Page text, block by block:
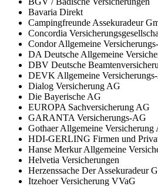
Bavaria Direkt
Campingfreunde Assekuradeur
Concordia
Condor Allgemeine
DA Deutsche Allgemeine
DBV Deutsche
DEVK Allgemeine
Dialog Versicherung AG
Die Bayerische AG
EUROPA Sachversicherung AG
GARANTA Versicherungs-AG
Gothaer Allgemeine Versicherung
HDI-GERLING Firmen und
Hanse Merkur Allgemeine
Helvetia Versicherungen
Herzenssache Der Assekuradeur
Itzehoer Versicherung VVaG